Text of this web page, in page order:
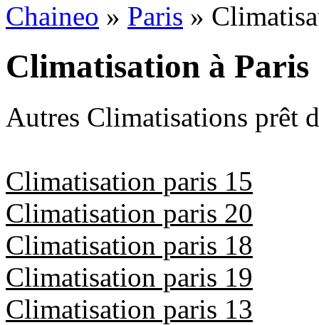
Chaineo » Paris »
Climatisation à Paris
Autres Climatisations prêt
Climatisation paris 15
Climatisation paris 20
Climatisation paris 18
Climatisation paris 19
Climatisation paris 13